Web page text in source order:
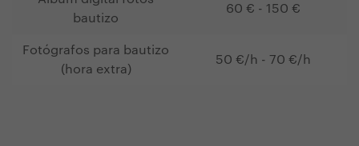
bautizo
60 € - 150 €
Fotógrafos para bautizo
(hora extra)
50 €/h - 70 €/h